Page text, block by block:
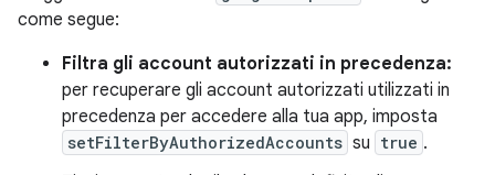
come segue:
Filtra gli account autorizzati in precedenza:
per recuperare gli account autorizzati utilizzati in
precedenza per accedere alla tua app, imposta
setFilterByAuthorizedAccounts su true .